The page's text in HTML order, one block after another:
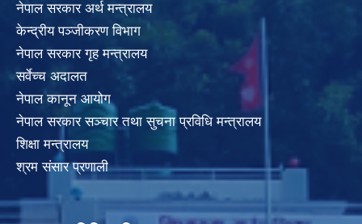
नेपाल सरकार अर्थ मन्त्रालय
केन्द्रीय पञ्जीकरण विभाग
नेपाल सरकार गृह मन्त्रालय
सर्वेच्च अदालत
नेपाल कानून आयोग
नेपाल सरकार सञ्चार तथा सुचना प्रविधि मन्त्रालय
शिक्षा मन्त्रालय
श्रम संसार प्रणाली